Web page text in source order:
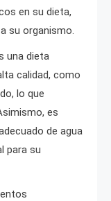
en su dieta,
su organismo.
una dieta
calidad, como
lo que
es
de agua
para su